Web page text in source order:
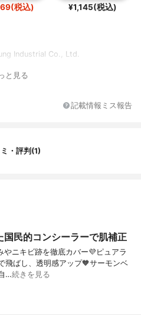
税込) ¥1,145(税込)
Industrial Co., Ltd.
と見る
記載情報ミス報告
・評判(1)
民的コンシーラーで肌補正
ニキビ跡を徹底カバー💜ピュアラ
飛ばし、透明感アップ🧡サーモンベ
…続きを見る